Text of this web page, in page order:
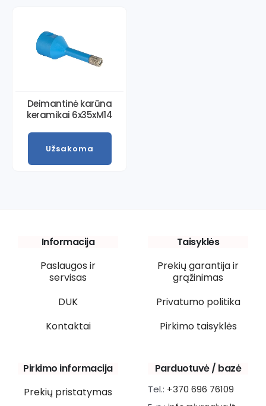
Deimantinė karūna
keramikai 6x35xM14
Užsakoma
Informacija
Paslaugos ir
servisas
DUK
Kontaktai
Taisyklės
Prekių garantija ir
grąžinimas
Privatumo politika
Pirkimo taisyklės
Pirkimo informacija
Prekių pristatymas
Parduotuvė / bazė
Tel.: +370 696 76109